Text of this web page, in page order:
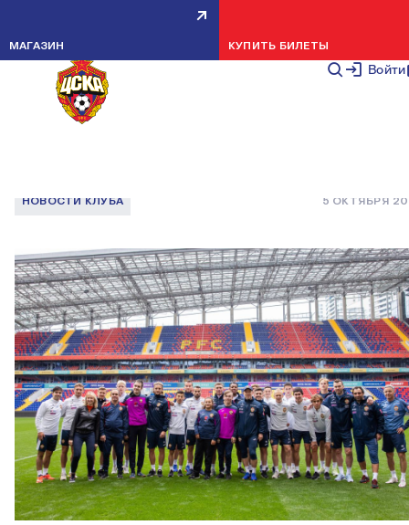
Войти
МАГАЗИН КУПИТЬ БИЛЕТЫ
ИГРОКИ ФУТБОЛЬНОЙ
ИНКЛЮЗИВНОЙ КОМАНДЫ
ПОСЕТИЛИ ТРЕНИРОВКУ ПФК
НОВОСТИ КЛУБА 5 ОКТЯБРЯ